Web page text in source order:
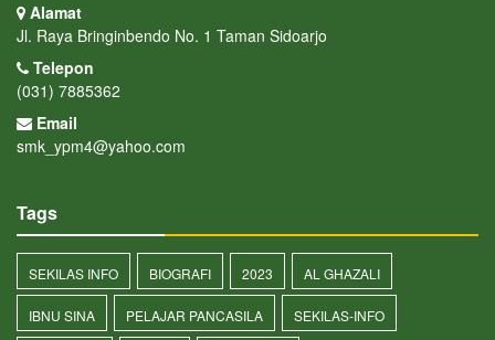
Alamat
Jl. Raya Bringinbendo No. 1 Taman Sidoarjo
Telepon
(031) 7885362
Email
smk_ypm4@yahoo.com
Tags
SEKILAS INFO BIOGRAFI 2023 AL GHAZALI
IBNU SINA PELAJAR PANCASILA SEKILAS-INFO